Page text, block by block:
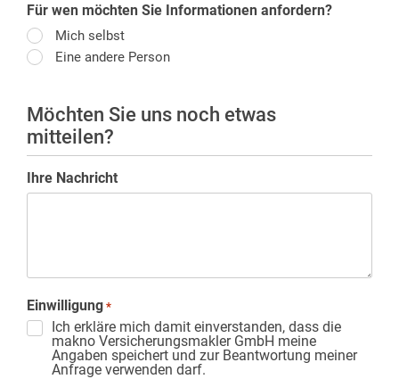
Für wen möchten Sie Informationen anfordern?
Mich selbst
Eine andere Person
Möchten Sie uns noch etwas
mitteilen?
Ihre Nachricht
Einwilligung *
Ich erkläre mich damit einverstanden, dass die
makno Versicherungsmakler GmbH meine
Angaben speichert und zur Beantwortung meiner
Anfrage verwenden darf.